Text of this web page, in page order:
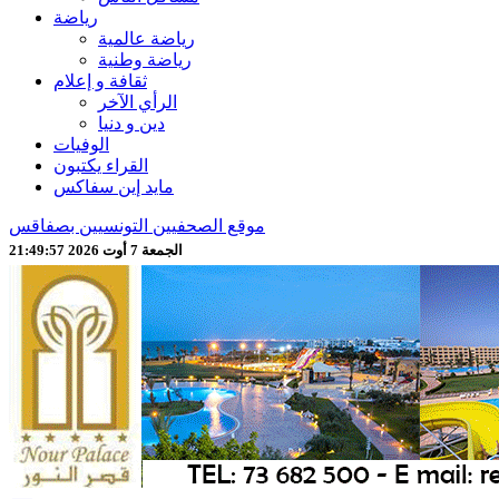
رياضة
رياضة عالمية
رياضة وطنية
ثقافة و إعلام
الرأي الآخر
دين و دنيا
الوفيات
القراء يكتبون
مايد إين سفاكس
موقع الصحفيين التونسيين بصفاقس
الجمعة 7 أوت 2026 21:50:00